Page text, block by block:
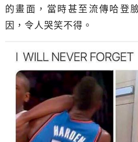
的畫面，當時甚至流傳哈登
因，令人哭笑不得。